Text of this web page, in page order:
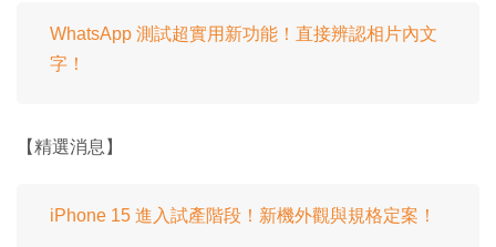
WhatsApp 測試超實用新功能！直接辨認相片內文
字！
【精選消息】
iPhone 15 進入試產階段！新機外觀與規格定案！